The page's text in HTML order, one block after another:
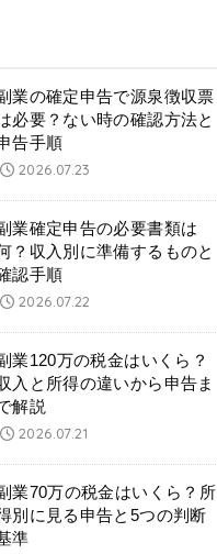
業の確定申告で源泉徴収票
必要？ない時の確認方法と
告手順
2026.07.23
業確定申告の必要書類は
？収入別に準備するものと
認手順
2026.07.22
業120万の税金はいくら？
入と所得の違いから申告ま
解説
2026.07.21
業70万の税金はいくら？所
別に見る申告と5つの判断
準